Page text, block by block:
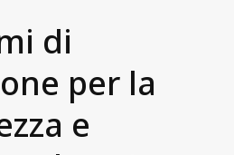
di
per la
e